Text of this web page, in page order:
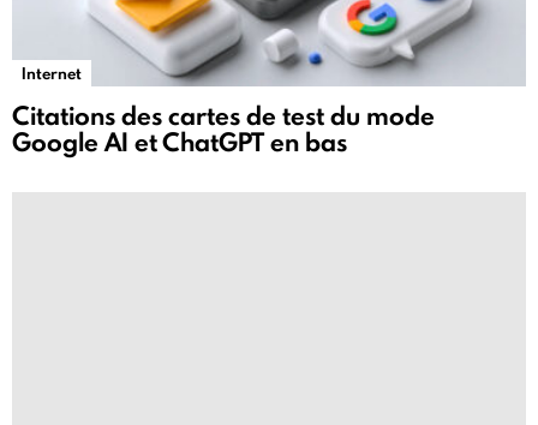
Internet
Citations des cartes de test du mode
Google AI et ChatGPT en bas